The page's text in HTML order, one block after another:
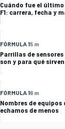
Cuándo fue el
F1: carrera, fecha y
FÓRMULA 15 m
Parrillas de sensores
son y para qué sirven
FÓRMULA 16 m
Nombres de equipos
echamos de menos